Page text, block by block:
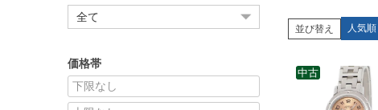
価格帯
並び替え 人気順
中古